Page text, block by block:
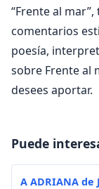
“Frente al
comentarios
poesía,
sobre Frente al
desees aportar.
Puede
A ADRIANA de